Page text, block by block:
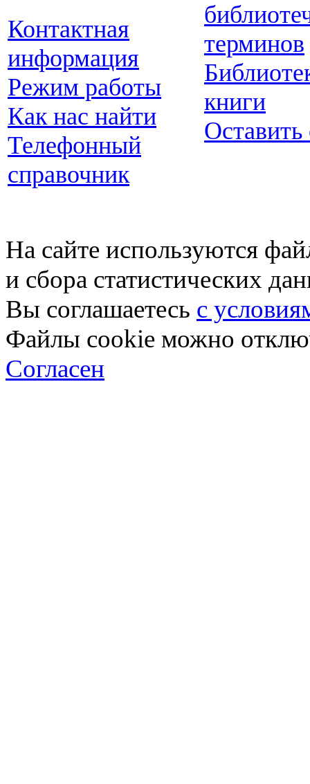
Контактная
информация
Режим работы
Как нас найти
Телефонный
справочник
терминов
книги
Оставить
На сайте используются
и сбора статистических
Вы соглашаетесь с
Файлы cookie можно
Согласен